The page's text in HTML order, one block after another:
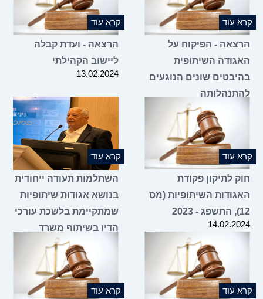
קרא עוד
הרצאה - הפיקוח על
האגודה השיתופית
בהיבטים שונים הנוגעים
להתנהלותה
קרא עוד
הרצאה - ועדת קבלה
ליישוב הקהילתי
13.02.2024
קרא עוד
חוק לתיקון פקודת
האגודות השיתופיות (מס
12), התשפג - 2023
14.02.2024
קרא עוד
השתלמות תעודה ייחודית
בנושא אגודות שיתופיות
שמתקיימת בלשכת עורכי
הדין בשיתוף משרד
הכלכלה והתעשייה
18.01.2024
קרא עוד קרא עוד